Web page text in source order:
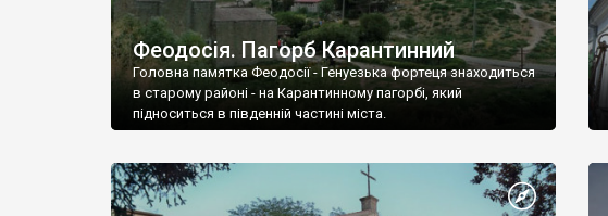
Феодосія. Пагорб Карантинний
Головна памятка Феодосії - Генуезька фортеця знаходиться
в старому районі - на Карантинному пагорбі, який
підноситься в південній частині міста.